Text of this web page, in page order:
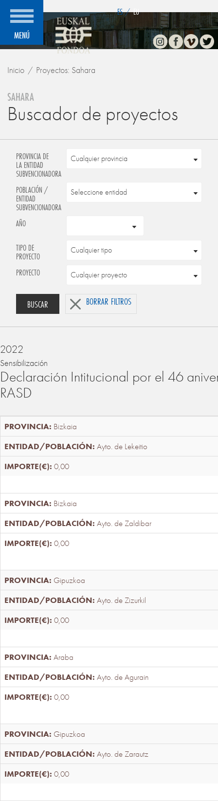
MENÚ
ES / EU
InstagramFacebook
Vimeo
Inicio Proyectos: Sahara
SAHARA
Buscador de proyectos
PROVINCIA DE
LA ENTIDAD
SUBVENCIONADORA
POBLACIÓN /
ENTIDAD
SUBVENCIONADORA
AÑO
TIPO DE
PROYECTO
PROYECTO
BUSCAR BORRAR FILTROS
2022
Sensibilización
Declaración Intitucional por el 46
RASD
Bizkaia
Ayto. de Lekeitio
0,00
Bizkaia
Ayto. de Zaldibar
0,00
Gipuzkoa
Ayto. de Zizurkil
0,00
Araba
Ayto. de Agurain
0,00
Gipuzkoa
Ayto. de Zarautz
0,00